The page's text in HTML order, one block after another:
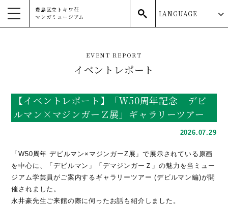
豊島区立トキワ荘
マンガミュージアム
LANGUAGE
toggle navigation
EVENT REPORT
イベントレポート
【イベントレポート】「Ｗ50周年記念 デビ
ルマン×マジンガーＺ展」ギャラリーツアー
2026.07.29
「W50周年 デビルマン×マジンガーZ展」で展示されている原画
を中心に、「デビルマン」「デマジンガーＺ」の魅力を当ミュー
ジアム学芸員がご案内するギャラリーツアー (デビルマン編)が開
催されました。
永井豪先生ご来館の際に伺ったお話も紹介しました。